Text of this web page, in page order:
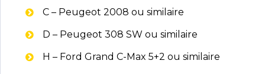
C – Peugeot 2008 ou similaire
D – Peugeot 308 SW ou similaire
H – Ford Grand C-Max 5+2 ou similaire